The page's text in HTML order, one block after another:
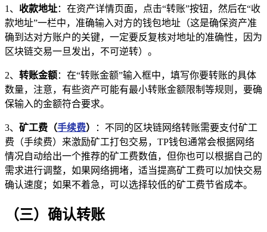
1、 收款地址：在资产详情页面，点击“转账”按钮，然后在“收
款地址”一栏中，准确输入对方的钱包地址（这是确保资产准
确到达对方账户的关键，一定要反复核对地址的准确性，因为
区块链交易一旦发出，不可逆转）。
2、 转账金额：在“转账金额”输入框中，填写你要转账的具体
数量，注意，有些资产可能有最小转账金额限制等规则，要确
保输入的金额符合要求。
3、 矿工费（手续费）
：不同的区块链网络转账需要支付矿工
费（手续费）来激励矿工打包交易，TP钱包通常会根据网络
情况自动给出一个推荐的矿工费数值，但你也可以根据自己的
需求进行调整，如果网络拥堵，适当提高矿工费可以加快交易
确认速度；如果不着急，可以选择较低的矿工费节省成本。
（三）确认转账